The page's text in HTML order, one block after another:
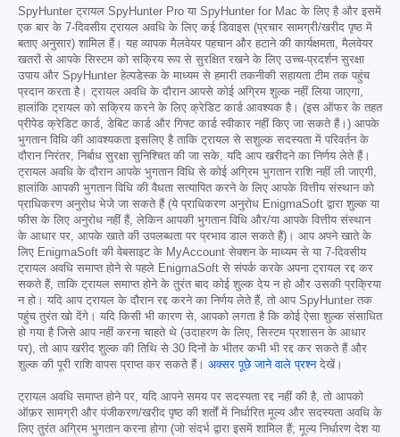
SpyHunter ट्रायल SpyHunter Pro या SpyHunter for Mac के लिए है और इसमें
एक बार के 7-दिवसीय ट्रायल अवधि के लिए कई डिवाइस (प्रचार सामग्री/खरीद पृष्ठ में
बताए अनुसार) शामिल हैं। यह व्यापक मैलवेयर पहचान और हटाने की कार्यक्षमता, मैलवेयर
खतरों से आपके सिस्टम को सक्रिय रूप से सुरक्षित रखने के लिए उच्च-प्रदर्शन सुरक्षा
उपाय और SpyHunter हेल्पडेस्क के माध्यम से हमारी तकनीकी सहायता टीम तक पहुंच
प्रदान करता है। ट्रायल अवधि के दौरान आपसे कोई अग्रिम शुल्क नहीं लिया जाएगा,
हालांकि ट्रायल को सक्रिय करने के लिए क्रेडिट कार्ड आवश्यक है। (इस ऑफर के तहत
प्रीपेड क्रेडिट कार्ड, डेबिट कार्ड और गिफ्ट कार्ड स्वीकार नहीं किए जा सकते हैं।) आपके
भुगतान विधि की आवश्यकता इसलिए है ताकि ट्रायल से सशुल्क सदस्यता में परिवर्तन के
दौरान निरंतर, निर्बाध सुरक्षा सुनिश्चित की जा सके, यदि आप खरीदने का निर्णय लेते हैं।
ट्रायल अवधि के दौरान आपके भुगतान विधि से कोई अग्रिम भुगतान राशि नहीं ली जाएगी,
हालांकि आपकी भुगतान विधि की वैधता सत्यापित करने के लिए आपके वित्तीय संस्थान को
प्राधिकरण अनुरोध भेजे जा सकते हैं (ये प्राधिकरण अनुरोध EnigmaSoft द्वारा शुल्क या
फीस के लिए अनुरोध नहीं हैं, लेकिन आपकी भुगतान विधि और/या आपके वित्तीय संस्थान
के आधार पर, आपके खाते की उपलब्धता पर प्रभाव डाल सकते हैं)। आप अपने खाते के
लिए EnigmaSoft की वेबसाइट के MyAccount सेक्शन के माध्यम से या 7-दिवसीय
ट्रायल अवधि समाप्त होने से पहले EnigmaSoft से संपर्क करके अपना ट्रायल रद्द कर
सकते हैं, ताकि ट्रायल समाप्त होने के तुरंत बाद कोई शुल्क देय न हो और उसकी प्रक्रिया
न हो। यदि आप ट्रायल के दौरान रद्द करने का निर्णय लेते हैं, तो आप SpyHunter तक
पहुंच तुरंत खो देंगे। यदि किसी भी कारण से, आपको लगता है कि कोई ऐसा शुल्क संसाधित
हो गया है जिसे आप नहीं करना चाहते थे (उदाहरण के लिए, सिस्टम प्रशासन के आधार
पर), तो आप खरीद शुल्क की तिथि से 30 दिनों के भीतर कभी भी रद्द कर सकते हैं और
शुल्क की पूरी राशि वापस प्राप्त कर सकते हैं। अक्सर पूछे जाने वाले प्रश्नदेखें।
ट्रायल अवधि समाप्त होने पर, यदि आपने समय पर सदस्यता रद्द नहीं की है, तो आपको
ऑफ़र सामग्री और पंजीकरण/खरीद पृष्ठ की शर्तों में निर्धारित मूल्य और सदस्यता अवधि के
लिए तुरंत अग्रिम भुगतान करना होगा (जो संदर्भ द्वारा इसमें शामिल हैं; मूल्य निर्धारण देश या